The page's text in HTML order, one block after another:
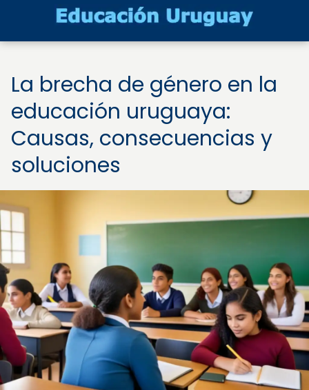
La brecha de género en la
educación uruguaya:
Causas, consecuencias y
soluciones